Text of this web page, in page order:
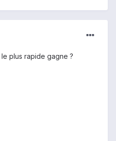
plus rapide gagne ?